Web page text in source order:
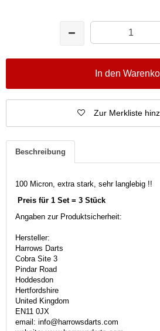
In den
Zur Merkliste
Beschreibung
100 Micron, extra stark, sehr langlebig !!
Preis für 1 Set = 3 Stück
Angaben zur Produktsicherheit:
Hersteller:
Harrows Darts
Cobra Site 3
Pindar Road
Hoddesdon
Hertfordshire
United Kingdom
EN11 0JX
email: info@harrowsdarts.com